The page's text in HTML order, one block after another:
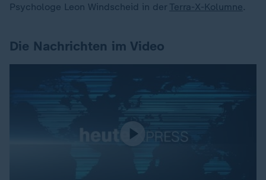
Psychologe Leon Windscheid in der Terra-X-Kolumne.
Die Nachrichten im Video